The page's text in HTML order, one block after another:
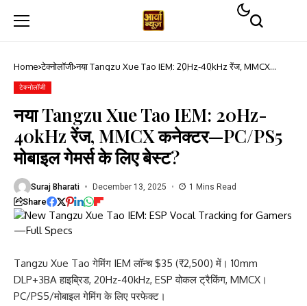
Home टेक्नोलॉजी नया Tangzu Xue Tao IEM: 20Hz-40kHz रेंज, MMCX
टेक्नोलॉजी
नया Tangzu Xue Tao IEM: 20Hz-
40kHz रेंज, MMCX कनेक्टर—PC/PS5
मोबाइल गेमर्स के लिए बेस्ट?
Suraj Bharati December 13, 2025 1 Mins Read
Share
Tangzu Xue Tao गेमिंग IEM लॉन्च $35 (₹2,500) में। 10mm
DLP+3BA हाइब्रिड, 20Hz-40kHz, ESP वोकल ट्रैकिंग, MMCX।
PC/PS5/मोबाइल गेमिंग के लिए परफेक्ट।